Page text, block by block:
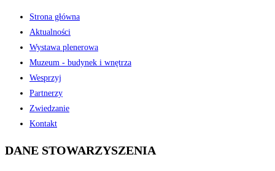
Strona główna
Aktualności
Wystawa plenerowa
Muzeum - budynek i wnętrza
Wesprzyj
Partnerzy
Zwiedzanie
Kontakt
DANE STOWARZYSZENIA